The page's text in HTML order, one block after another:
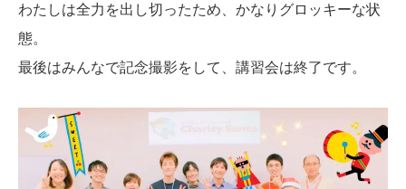
わたしは全力を出し切ったため、かなりグロッキーな状
態。
最後はみんなで記念撮影をして、講習会は終了です。